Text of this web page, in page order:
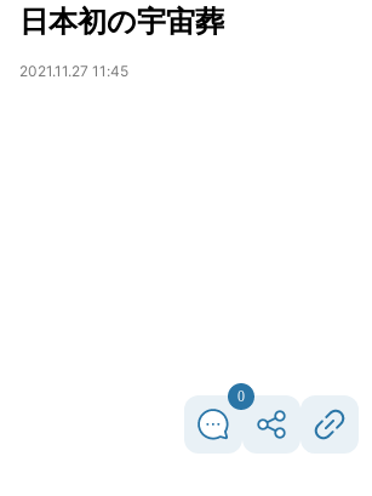
日本初の宇宙葬
2021.11.27 11:45
0